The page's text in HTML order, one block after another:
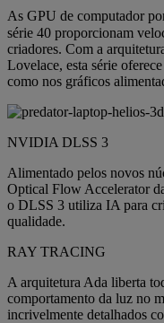
As GPU de computador
série 40 proporcionam
criadores. Com a
Lovelace, esta série
como nos gráficos
NVIDIA DLSS 3
Alimentado pelos novos
Optical Flow Accelerator
o DLSS 3 utiliza IA para
qualidade.
RAY TRACING
A arquitetura Ada liberta
comportamento da luz no
incrivelmente detalhados